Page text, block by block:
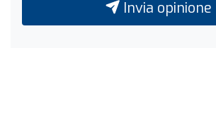
Invia opinione